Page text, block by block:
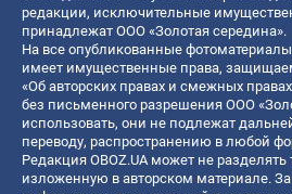
редакции, исключительные
принадлежат ООО «Золотая середина».
На все опубликованные
имеет имущественные права,
«Об авторских правах и смежных
без письменного разрешения ООО
использовать, они не подлежат
переводу, распространению в любой
Редакция OBOZ.UA может не разделять
изложенную в авторском материале. За